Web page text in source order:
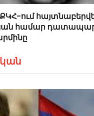
ում
համար